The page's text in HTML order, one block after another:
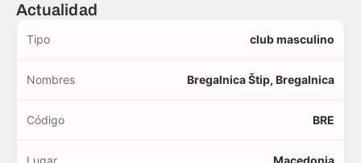
Actualidad
Tipo club masculino
Nombres Bregalnica Štip, Bregalnica
Código BRE
Lugar Macedonia